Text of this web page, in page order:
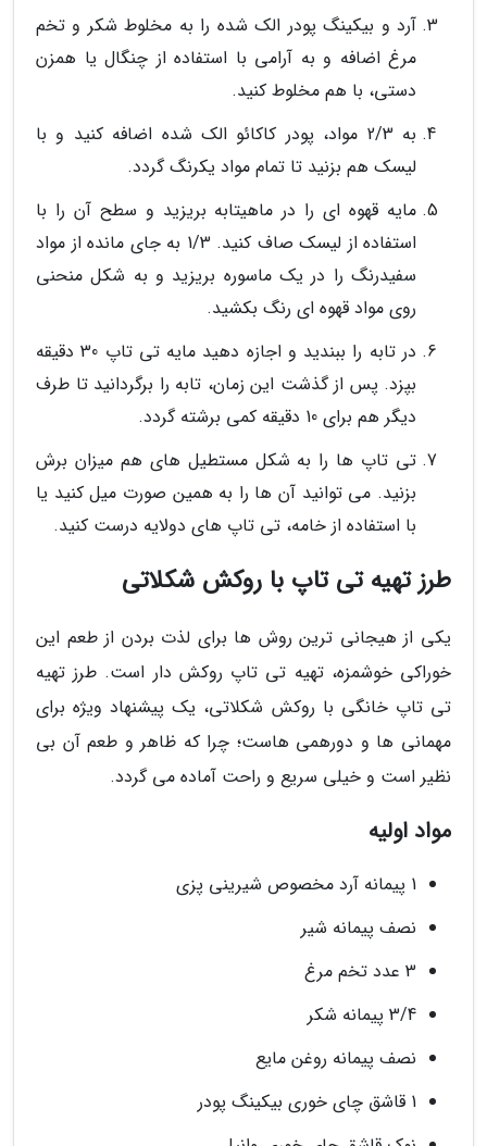
آرد و بیکینگ پودر الک شده را به مخلوط شکر و تخم
مرغ اضافه و به آرامی با استفاده از چنگال یا همزن
دستی، با هم مخلوط کنید.
به 2/3 مواد، پودر کاکائو الک شده اضافه کنید و با
لیسک هم بزنید تا تمام مواد یکرنگ گردد.
مایه قهوه ای را در ماهیتابه بریزید و سطح آن را با
استفاده از لیسک صاف کنید. 1/3 به جای مانده از مواد
سفیدرنگ را در یک ماسوره بریزید و به شکل منحنی
روی مواد قهوه ای رنگ بکشید.
در تابه را ببندید و اجازه دهید مایه تی تاپ 30 دقیقه
بپزد. پس از گذشت این زمان، تابه را برگردانید تا طرف
دیگر هم برای 10 دقیقه کمی برشته گردد.
تی تاپ ها را به شکل مستطیل های هم میزان برش
بزنید. می توانید آن ها را به همین صورت میل کنید یا
با استفاده از خامه، تی تاپ های دولایه درست کنید.
طرز تهیه تی تاپ با روکش شکلاتی
یکی از هیجانی ترین روش ها برای لذت بردن از طعم این
خوراکی خوشمزه، تهیه تی تاپ روکش دار است. طرز تهیه
تی تاپ خانگی با روکش شکلاتی، یک پیشنهاد ویژه برای
مهمانی ها و دورهمی هاست؛ چرا که ظاهر و طعم آن بی
نظیر است و خیلی سریع و راحت آماده می گردد.
مواد اولیه
1 پیمانه آرد مخصوص شیرینی پزی
نصف پیمانه شیر
3 عدد تخم مرغ
3/4 پیمانه شکر
نصف پیمانه روغن مایع
1 قاشق چای خوری بیکینگ پودر